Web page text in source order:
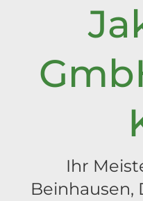
Ihr
Beinhausen,